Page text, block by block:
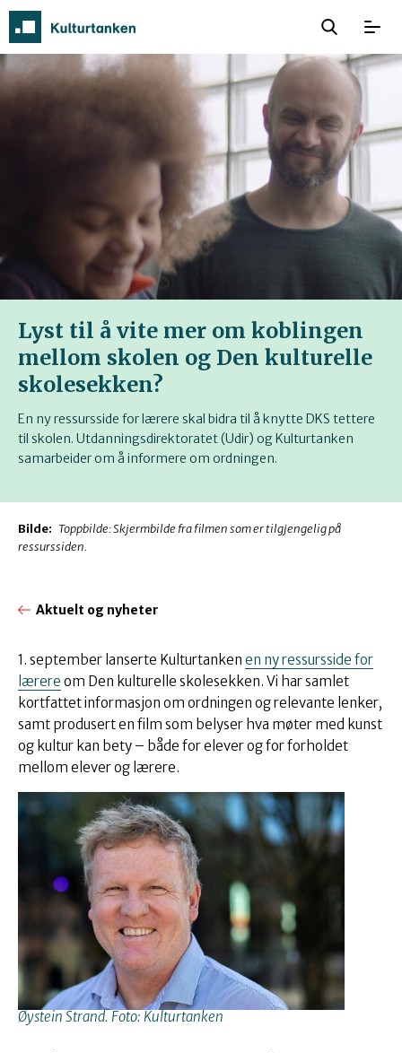
Lyst til å vite mer om koblingen
mellom skolen og Den kulturelle
skolesekken?
En ny ressursside for lærere skal bidra til å knytte DKS tettere
til skolen. Utdanningsdirektoratet (Udir) og Kulturtanken
samarbeider om å informere om ordningen.
Bilde: Toppbilde: Skjermbilde fra filmen som er tilgjengelig på
ressurssiden.
Aktuelt og nyheter
1. september lanserte Kulturtanken en ny ressursside for
lærere om Den kulturelle skolesekken. Vi har samlet
kortfattet informasjon om ordningen og relevante lenker,
samt produsert en film som belyser hva møter med kunst
og kultur kan bety – både for elever og for forholdet
mellom elever og lærere.
Øystein Strand. Foto: Kulturtanken